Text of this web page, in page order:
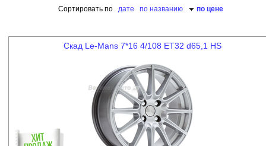
Сортировать по дате по названию по цене
Скад Le-Mans 7*16 4/108 ET32 d65,1 HS